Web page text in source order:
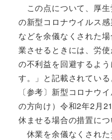
この点について、厚
の新型コロナウイルス
などを余儀なくされた
業させるときには、労
の不利益を回避するよ
す。」と記載されている
〔参考〕新型コロナウ
の方向け）令和2年2
休ませる場合の措置に
休業を余儀なくされ